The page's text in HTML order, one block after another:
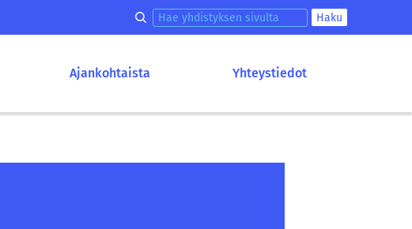
Hae korkeakouluyhdistyksen sivulta
Haku
Ajankohtaista Yhteystiedot